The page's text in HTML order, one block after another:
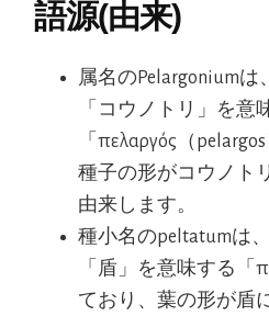
語源(由来)
属名のPelargonium
「コウノトリ」を意
「πελαργός（
種子の形がコウノト
由来します。
種小名のpeltatumは
「盾」を意味する「
ており、葉の形が盾